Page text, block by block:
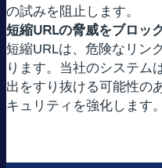
の試みを阻止します。
短縮URLの脅威をブロッ
短縮URLは、危険なリン
ります。当社のシステム
出をすり抜ける可能性の
キュリティを強化します。